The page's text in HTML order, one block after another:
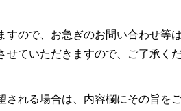
ので、お急ぎのお問い合わせ等
ていただきますので、ご了承くだ
れる場合は、内容欄にその旨をご